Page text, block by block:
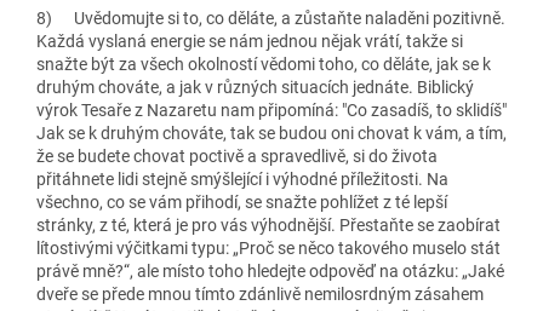
8) Uvědomujte si to, co děláte, a zůstaňte naladěni pozitivně.
Každá vyslaná energie se nám jednou nějak vrátí, takže si
snažte být za všech okolností vědomi toho, co děláte, jak se k
druhým chováte, a jak v různých situacích jednáte. Biblický
výrok Tesaře z Nazaretu nam připomíná: "Co zasadíš, to sklidíš"
Jak se k druhým chováte, tak se budou oni chovat k vám, a tím,
že se budete chovat poctivě a spravedlivě, si do života
přitáhnete lidi stejně smýšlející i výhodné příležitosti. Na
všechno, co se vám přihodí, se snažte pohlížet z té lepší
stránky, z té, která je pro vás výhodnější. Přestaňte se zaobírat
lítostivými výčitkami typu: „Proč se něco takového muselo stát
právě mně?“, ale místo toho hledejte odpověď na otázku: „Jaké
dveře se přede mnou tímto zdánlivě nemilosrdným zásahem